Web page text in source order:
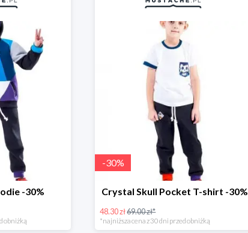
-30%
obniżką
-30%
Crystal Skull Pocket T-shirt -30%
48.30 zł69.00 zł*
*najniższa cena z 30 dni przed obniżką